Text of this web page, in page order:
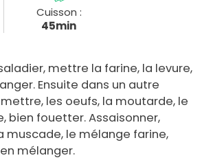
Cuisson :
45min
mettre la farine, la levure,
Ensuite dans un autre
les oeufs, la moutarde, le
bien fouetter. Assaisonner,
muscade, le mélange farine,
mélanger.